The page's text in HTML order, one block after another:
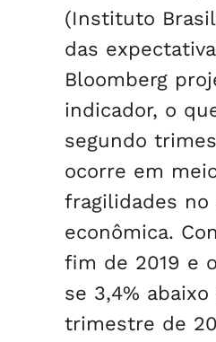
(Instituto
das
Bloomberg
indicador, o
segundo
ocorre em
fragilidades no
econômica.
fim de 2019 e
se 3,4%
trimestre de